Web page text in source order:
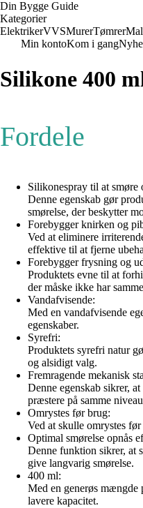
Din Bygge Guide
Kategorier
ElektrikerVVSMurerTømrer
Min kontoKom i gang
Silikone 400
Fordele
Silikonespray til at smøre
Denne egenskab gør
smørelse, der beskytter
Forebygger knirken og
Ved at eliminere
effektive til at fjerne
Forebygger frysning og
Produktets evne til at
der måske ikke har
Vandafvisende:
Med en vandafvisende
egenskaber.
Syrefri:
Produktets syrefri natur
og alsidigt valg.
Fremragende mekanisk
Denne egenskab sikrer,
præstere på samme
Omrystes før brug:
Ved at skulle omrystes
Optimal smørelse opnås
Denne funktion sikrer, at
give langvarig smørelse.
400 ml:
Med en generøs
lavere kapacitet.